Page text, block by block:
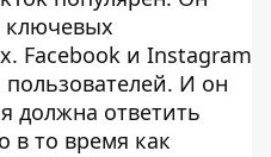
ключевых
Facebook и Instagram
пользователей. И он
должна ответить
в то время как